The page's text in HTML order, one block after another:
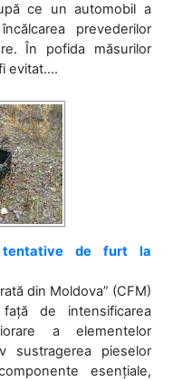
ce un automobil a
prevederilor
În pofida măsurilor
evitat....
tentative de furt la
din Moldova” (CFM)
de intensificarea
a elementelor
sustragerea pieselor
esențiale,